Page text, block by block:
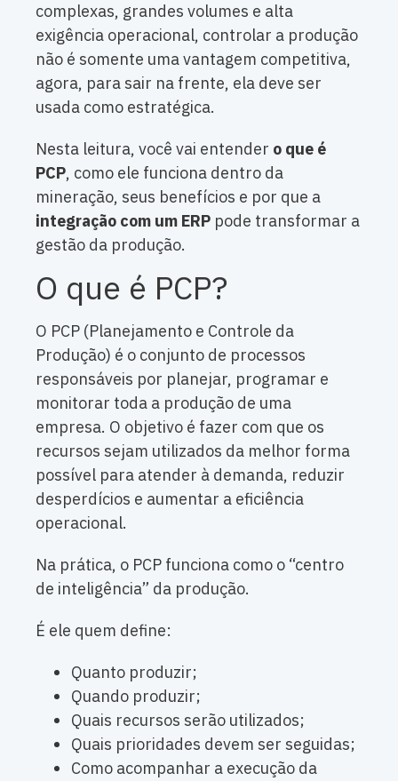
complexas, grandes volumes e alta
exigência operacional, controlar a produção
não é somente uma vantagem competitiva,
agora, para sair na frente, ela deve ser
usada como estratégica.
Nesta leitura, você vai entender o que é
PCP, como ele funciona dentro da
mineração, seus benefícios e por que a
integração com um ERP pode transformar a
gestão da produção.
O que é PCP?
O PCP (Planejamento e Controle da
Produção) é o conjunto de processos
responsáveis por planejar, programar e
monitorar toda a produção de uma
empresa. O objetivo é fazer com que os
recursos sejam utilizados da melhor forma
possível para atender à demanda, reduzir
desperdícios e aumentar a eficiência
operacional.
Na prática, o PCP funciona como o “centro
de inteligência” da produção.
É ele quem define:
Quanto produzir;
Quando produzir;
Quais recursos serão utilizados;
Quais prioridades devem ser seguidas;
Como acompanhar a execução da